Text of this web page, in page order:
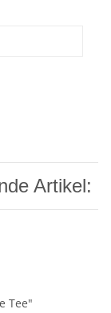
Artikel: